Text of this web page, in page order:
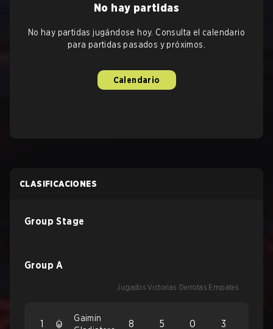
No hay partidas
No hay partidas jugándose hoy. Consulta el calendario
para partidas pasados y próximos.
Calendario
CLASIFICACIONES
Group Stage
Group A
Jugados Victorias Derrotas Empates
1
Gaimin
8 5 0 3